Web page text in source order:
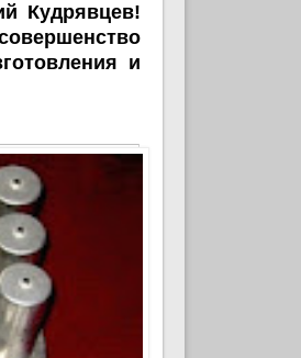
Кудрявцев!
и